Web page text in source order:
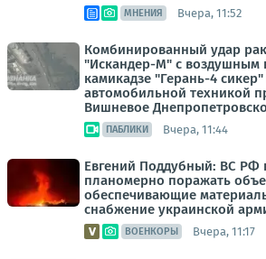
МНЕНИЯ Вчера, 11:52
Комбинированный удар
"Искандер-М" с воздушным
камикадзе "Герань-4
автомобильной техникой
Вишневое
ПАБЛИКИ Вчера, 11:44
Евгений Поддубный: ВС РФ
планомерно поражать
обеспечивающие
снабжение украинской
ВОЕНКОРЫ Вчера, 11:17